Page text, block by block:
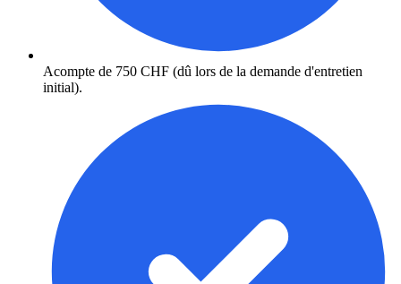
Acompte de 750 CHF (dû lors de la demande d'entretien
initial).